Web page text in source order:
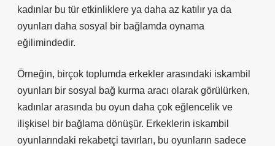
kadınlar bu tür etkinliklere ya daha az katılır ya da
oyunları daha sosyal bir bağlamda oynama
eğilimindedir.
Örneğin, birçok toplumda erkekler arasındaki iskambil
oyunları bir sosyal bağ kurma aracı olarak görülürken,
kadınlar arasında bu oyun daha çok eğlencelik ve
ilişkisel bir bağlama dönüşür. Erkeklerin iskambil
oyunlarındaki rekabetçi tavırları, bu oyunların sadece